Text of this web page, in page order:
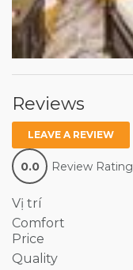
Reviews
LEAVE A REVIEW
0.0 Review Rating
Vị trí
Comfort
Price
Quality